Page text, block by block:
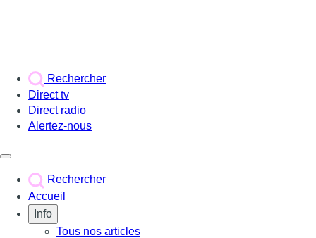
Rechercher
Direct tv
Direct radio
Alertez-nous
Rechercher
Accueil
Info
Tous nos articles